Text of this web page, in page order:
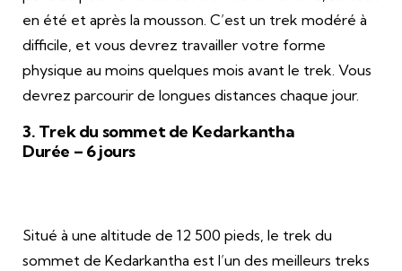
en été et après la mousson. C’est un trek modéré à
difficile, et vous devrez travailler votre forme
physique au moins quelques mois avant le trek. Vous
devrez parcourir de longues distances chaque jour.
3. Trek du sommet de Kedarkantha
Durée – 6 jours
Situé à une altitude de 12 500 pieds, le trek du
sommet de Kedarkantha est l’un des meilleurs treks